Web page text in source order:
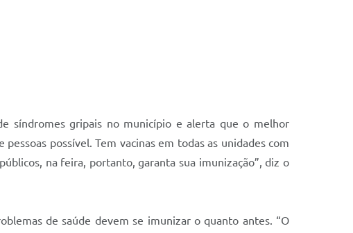
síndromes gripais no município e alerta que o melhor
possível. Tem vacinas em todas as unidades com
na feira, portanto, garanta sua imunização”, diz o
de saúde devem se imunizar o quanto antes. “O